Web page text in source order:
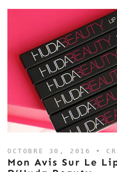
OCTOBRE 30, 2016 •
Mon Avis Sur Le